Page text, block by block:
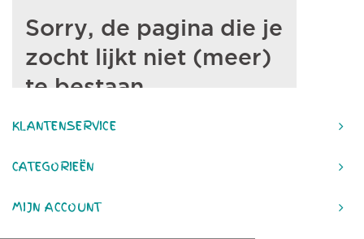
KLANTENSERVICE
CATEGORIEËN
MIJN ACCOUNT